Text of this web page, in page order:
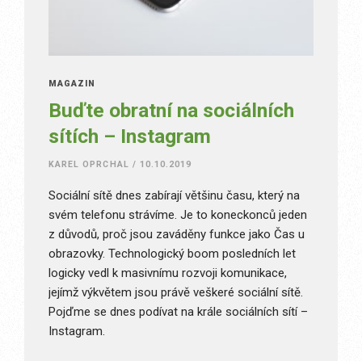
MAGAZÍN
Buďte obratní na sociálních
sítích – Instagram
KAREL OPRCHAL / 10.10.2019
Sociální sítě dnes zabírají většinu času, který na
svém telefonu strávíme. Je to koneckonců jeden
z důvodů, proč jsou zaváděny funkce jako Čas u
obrazovky. Technologický boom posledních let
logicky vedl k masivnímu rozvoji komunikace,
jejímž výkvětem jsou právě veškeré sociální sítě.
Pojďme se dnes podívat na krále sociálních sítí –
Instagram.